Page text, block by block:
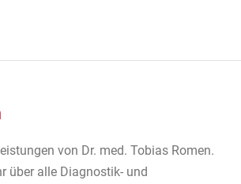
von Dr. med. Tobias Romen.
über alle Diagnostik- und